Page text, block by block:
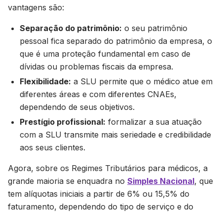
vantagens são:
Separação do patrimônio: o seu patrimônio
pessoal fica separado do patrimônio da empresa, o
que é uma proteção fundamental em caso de
dívidas ou problemas fiscais da empresa.
Flexibilidade: a SLU permite que o médico atue em
diferentes áreas e com diferentes CNAEs,
dependendo de seus objetivos.
Prestígio profissional: formalizar a sua atuação
com a SLU transmite mais seriedade e credibilidade
aos seus clientes.
Agora, sobre os Regimes Tributários para médicos, a
grande maioria se enquadra no Simples Nacional, que
tem alíquotas iniciais a partir de 6% ou 15,5% do
faturamento, dependendo do tipo de serviço e do